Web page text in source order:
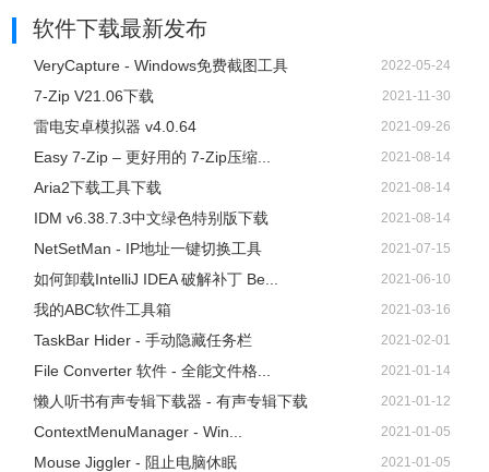
软件下载最新发布
VeryCapture - Windows免费截图工具 2022-05-24
7-Zip V21.06下载 2021-11-30
雷电安卓模拟器 v4.0.64 2021-09-26
Easy 7-Zip – 更好用的 7-Zip压缩... 2021-08-14
Aria2下载工具下载 2021-08-14
IDM v6.38.7.3中文绿色特别版下载 2021-08-14
NetSetMan - IP地址一键切换工具 2021-07-15
如何卸载IntelliJ IDEA 破解补丁 Be... 2021-06-10
我的ABC软件工具箱 2021-03-16
TaskBar Hider - 手动隐藏任务栏 2021-02-01
File Converter 软件 - 全能文件格... 2021-01-14
懒人听书有声专辑下载器 - 有声专辑下载 2021-01-12
ContextMenuManager - Win... 2021-01-05
Mouse Jiggler - 阻止电脑休眠 2021-01-05